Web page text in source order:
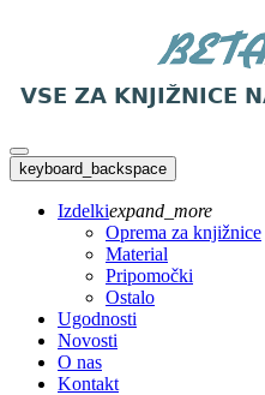
keyboard_backspace
Izdelkiexpand_more
Oprema za knjižnice
Material
Pripomočki
Ostalo
Ugodnosti
Novosti
O nas
Kontakt